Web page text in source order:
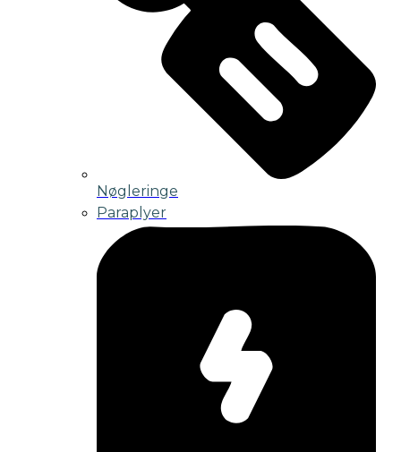
Nøgleringe
Paraplyer